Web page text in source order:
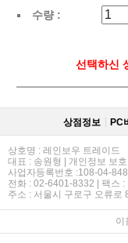
수량 :
선택하신
상점정보 PC
상호명 : 레인보우 트레이드
대표 : 송원형 | 개인정보 보
사업자등록번호 :108-04-
전화 : 02-6401-8332 | 팩스 :
주소 : 서울시 구로구 오류로
이